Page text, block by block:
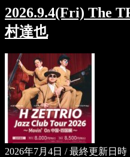
2026.9.4(Fri) The
村達也
2026年7月4日 / 最終更新日時